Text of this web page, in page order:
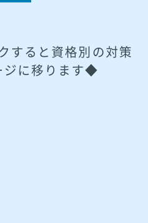
すると資格別の対策
ジに移ります◆